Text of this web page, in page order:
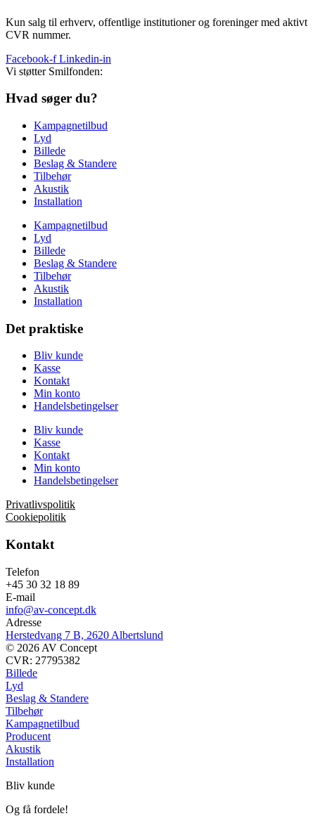
Kun salg til erhverv, offentlige institutioner og foreninger med aktivt
CVR nummer.
Facebook-f Linkedin-in
Vi støtter Smilfonden:
Hvad søger du?
Kampagnetilbud
Lyd
Billede
Beslag & Standere
Tilbehør
Akustik
Installation
Kampagnetilbud
Lyd
Billede
Beslag & Standere
Tilbehør
Akustik
Installation
Det praktiske
Bliv kunde
Kasse
Kontakt
Min konto
Handelsbetingelser
Bliv kunde
Kasse
Kontakt
Min konto
Handelsbetingelser
Privatlivspolitik
Cookiepolitik
Kontakt
Telefon
+45 30 32 18 89
E-mail
info@av-concept.dk
Adresse
Herstedvang 7 B, 2620 Albertslund
© 2026 AV Concept
CVR: 27795382
Billede
Lyd
Beslag & Standere
Tilbehør
Kampagnetilbud
Producent
Akustik
Installation
Bliv kunde
Og få fordele!